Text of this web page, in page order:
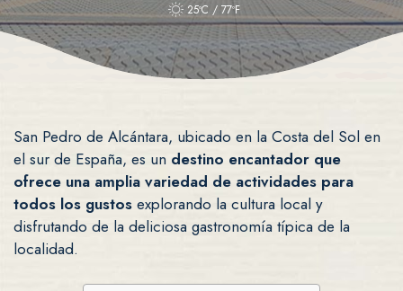
25ºC / 77ºF
San Pedro de Alcántara, ubicado en la Costa del Sol en
el sur de España, es un destino encantador que
ofrece una amplia variedad de actividades para
todos los gustos explorando la cultura local y
disfrutando de la deliciosa gastronomía típica de la
localidad.